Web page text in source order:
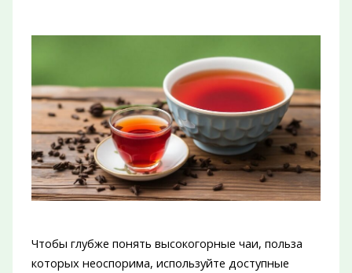
Чтобы глубже понять высокогорные чаи, польза
которых неоспорима, используйте доступные